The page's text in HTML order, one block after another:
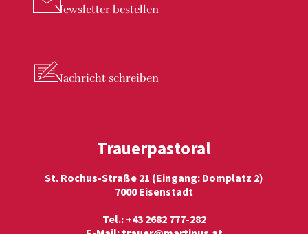
Newsletter bestellen
Nachricht schreiben
Trauerpastoral
St. Rochus-Straße 21 (Eingang: Domplatz 2)
7000 Eisenstadt
Tel.: +43 2682 777-282